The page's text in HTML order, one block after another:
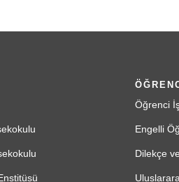
Öğrenci
Engelli
Dilekçe